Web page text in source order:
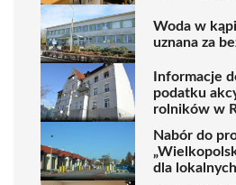
Woda w
uznana za
Informacje
podatku
rolników w
Nabór do
dla